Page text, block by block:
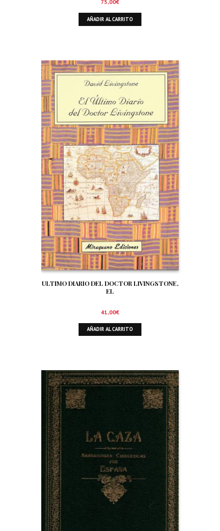
75,00€
AÑADIR AL CARRITO
ULTIMO DIARIO DEL DOCTOR LIVINGSTONE,
EL
41,00€
AÑADIR AL CARRITO